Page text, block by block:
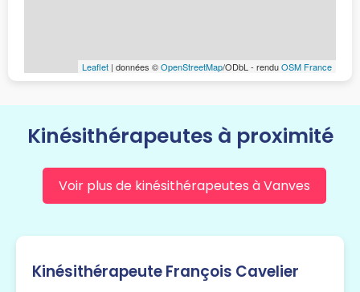
Leaflet | données ©OpenStreetMap/ODbL - renduOSM France
Kinésithérapeutes à proximité
Voir plus de kinésithérapeutes à Vanves
Kinésithérapeute François Cavelier